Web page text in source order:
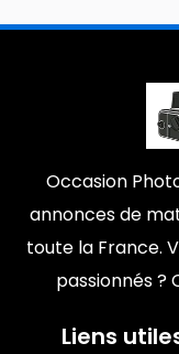
Occasion
annonces de
toute la France.
passionnés ?
Liens